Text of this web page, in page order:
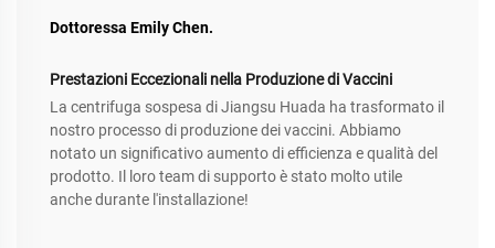
Dottoressa Emily Chen.
Prestazioni Eccezionali nella Produzione di Vaccini
La centrifuga sospesa di Jiangsu Huada ha trasformato il
nostro processo di produzione dei vaccini. Abbiamo
notato un significativo aumento di efficienza e qualità del
prodotto. Il loro team di supporto è stato molto utile
anche durante l'installazione!